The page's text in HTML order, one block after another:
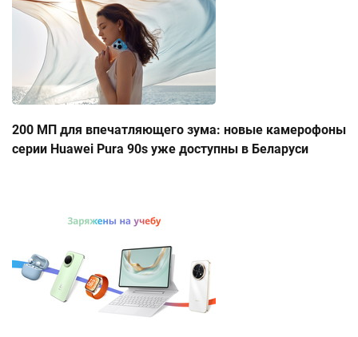
200 МП для впечатляющего зума: новые камерофоны
серии Huawei Pura 90s уже доступны в Беларуси